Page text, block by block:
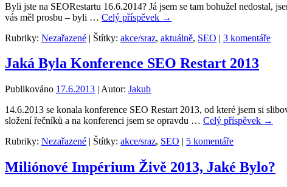
Byli jste na SEORestartu 16.6.2014? Já jsem se tam bohužel nedostal,
vás měl prosbu – byli … Celý příspěvek →
Rubriky: Nezařazené | Štítky: akce/sraz, aktuálně, SEO | 3 komentáře
Jaká Byla Konference SEO Restart 2013
Publikováno 17.6.2013 | Autor: Jakub
14.6.2013 se konala konference SEO Restart 2013, od které jsem si
složení řečníků a na konferenci jsem se opravdu … Celý příspěvek →
Rubriky: Nezařazené | Štítky: akce/sraz, SEO | 5 komentáře
Miliónové Impérium Živě 2013, Jaké Bylo?